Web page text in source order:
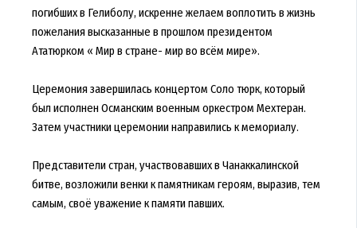
погибших в Гелиболу, искренне желаем воплотить в жизнь
пожелания высказанные в прошлом президентом
Ататюрком « Мир в стране- мир во всём мире».
Церемония завершилась концертом Соло тюрк, который
был исполнен Османским военным оркестром Мехтеран.
Затем участники церемонии направились к мемориалу.
Представители стран, участвовавших в Чанаккалинской
битве, возложили венки к памятникам героям, выразив, тем
самым, своё уважение к памяти павших.